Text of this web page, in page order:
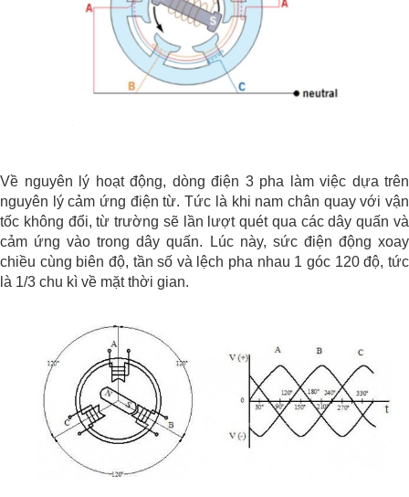
Về nguyên lý hoạt động, dòng điện 3 pha làm việc dựa trên
nguyên lý cảm ứng điện từ. Tức là khi nam chân quay với vận
tốc không đổi, từ trường sẽ lần lượt quét qua các dây quấn và
cảm ứng vào trong dây quấn. Lúc này, sức điện động xoay
chiều cùng biên độ, tần số và lệch pha nhau 1 góc 120 độ, tức
là 1/3 chu kì về mặt thời gian.